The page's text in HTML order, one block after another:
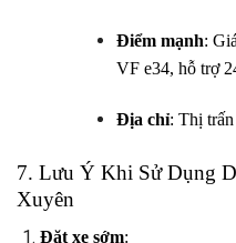
Điểm mạnh:
VF e34, hỗ trợ
Địa chỉ: Thị
7. Lưu Ý Khi Sử Dụng
Xuyên
Đặt xe sớm: